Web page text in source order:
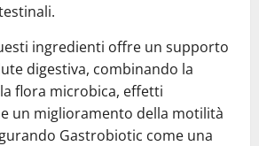
ingredienti offre un supporto
digestiva, combinando la
flora microbica, effetti
un miglioramento della motilità
Gastrobiotic come una